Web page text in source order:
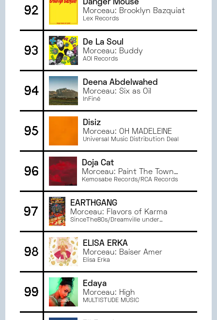
92
Danger Mouse
Morceau: Brooklyn Bazquiat
Lex Records
93
De La Soul
Morceau: Buddy
AOI Records
94
Deena Abdelwahed
Morceau: Six as Oil
InFiné
95
Disiz
Morceau: OH MADELEINE
Universal Music Distribution Deal
96
Doja Cat
Morceau: Paint The Town
Red
Kemosabe Records/RCA Records
97
EARTHGANG
Morceau: Flavors of Karma
SinceThe80s/Dreamville under
98
ELISA ERKA
Morceau: Baiser Amer
Elisa Erka
99
Edaya
Morceau: High
MULTISTUDE MUSIC